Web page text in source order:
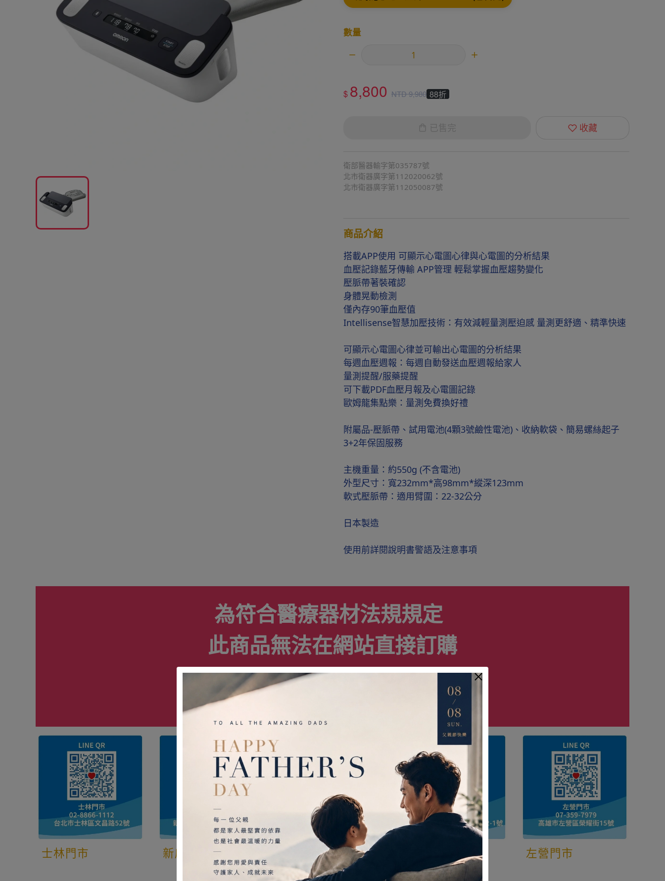
數量
$ 8,800 NTD9,980 88折
收藏
衛部醫器輸字第035787號
北市衛器廣字第112020062號
北市衛器廣字第112050087號
商品介紹
搭載APP使用 可顯示心電圖心律與心電圖的分析結果
血壓記錄藍牙傳輸 APP管理 輕鬆掌握血壓趨勢變化
壓脈帶著裝確認
身體晃動檢測
僅內存90筆血壓值
Intellisense智慧加壓技術：有效減輕量測壓迫感 量測更舒適、精準快速
可顯示心電圖心律並可輸出心電圖的分析結果
每週血壓週報：每週自動發送血壓週報給家人
量測提醒/服藥提醒
可下載PDF血壓月報及心電圖記錄
歐姆龍集點樂：量測免費換好禮
附屬品-壓脈帶、試用電池(4顆3號鹼性電池)、收納軟袋、簡易螺絲起子
3+2年保固服務
主機重量：約550g (不含電池)
外型尺寸：寬232mm*高98mm*縱深123mm
軟式壓脈帶：適用臂圍：22-32公分
日本製造
使用前詳閱說明書警語及注意事項
為符合醫療器材法規規定
此商品無法在網站直接訂購
歡迎用下列方式:
加line、來電諮詢享優惠
士林門市 新店門市 蘆洲門市 左營門市